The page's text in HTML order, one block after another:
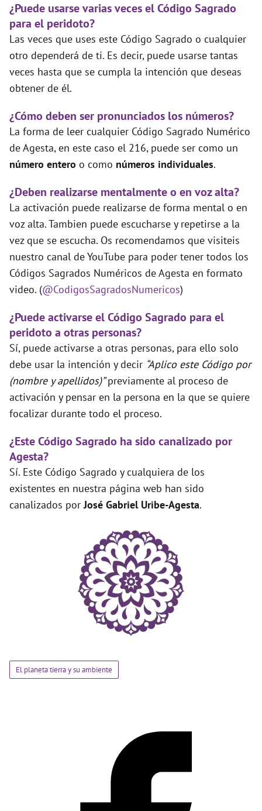
¿Puede usarse varias veces el Código Sagrado
para el peridoto?
Las veces que uses este Código Sagrado o cualquier
otro dependerá de ti. Es decir, puede usarse tantas
veces hasta que se cumpla la intención que deseas
obtener de él.
¿Cómo deben ser pronunciados los números?
La forma de leer cualquier Código Sagrado Numérico
de Agesta, en este caso el 216, puede ser como un
número entero o como números individuales.
¿Deben realizarse mentalmente o en voz alta?
La activación puede realizarse de forma mental o en
voz alta. Tambien puede escucharse y repetirse a la
vez que se escucha. Os recomendamos que visiteis
nuestro canal de YouTube para poder tener todos los
Códigos Sagrados Numéricos de Agesta en formato
video. (@CodigosSagradosNumericos)
¿Puede activarse el Código Sagrado para el
peridoto a otras personas?
Sí, puede activarse a otras personas, para ello solo
debe usar la intención y decir “Aplico este Código por
(nombre y apellidos)”previamente al proceso de
activación y pensar en la persona en la que se quiere
focalizar durante todo el proceso.
¿Este Código Sagrado ha sido canalizado por
Agesta?
Sí. Este Código Sagrado y cualquiera de los
existentes en nuestra página web han sido
canalizados porJosé Gabriel Uribe-Agesta.
El planeta tierra y su ambiente